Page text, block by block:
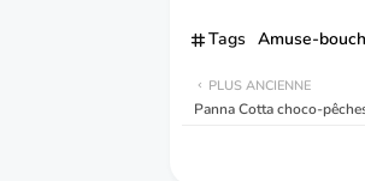
Tags Amuse-
PLUS ANCIENNE
Panna Cotta choco-